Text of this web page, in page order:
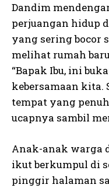
Dandim
perjuangan hidup
yang sering bocor
melihat rumah
“Bapak Ibu, ini
kebersamaan kita.
tempat yang
ucapnya sambil
Anak-anak warga
ikut berkumpul di
pinggir halaman